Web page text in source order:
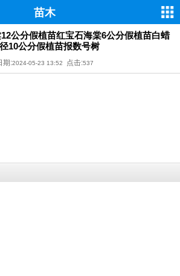
苗木
公分假植苗红宝石海棠6公分假植苗白蜡
10公分假植苗报数号树
期:2024-05-23 13:52 点击:537